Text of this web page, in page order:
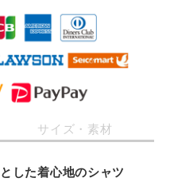
サイズ・素材
した着心地のシャツ